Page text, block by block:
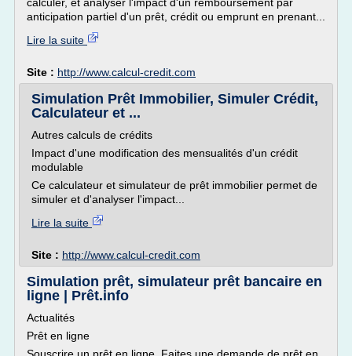
anticipation partiel d'un prêt, crédit ou emprunt en prenant...
Lire la suite
Site : http://www.calcul-credit.com
Simulation Prêt Immobilier, Simuler Crédit,
Calculateur et ...
Autres calculs de crédits
Impact d'une modification des mensualités d'un crédit
modulable
Ce calculateur et simulateur de prêt immobilier permet de
simuler et d'analyser l'impact...
Lire la suite
Site : http://www.calcul-credit.com
Simulation prêt, simulateur prêt bancaire en
ligne | Prêt.info
Actualités
Prêt en ligne